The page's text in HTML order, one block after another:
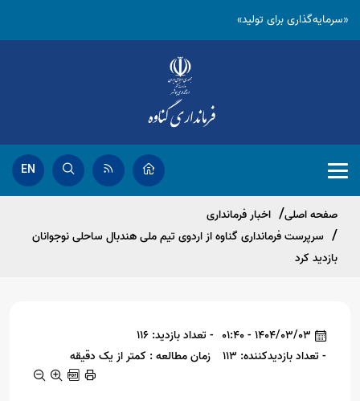
«سرمایه‌گذاری برای تولید»
EN
صفحه اصلی
اخبار فرمانداری
سرپرست فرمانداری گناوه از اردوی تیم ملی هندبال ساحلی نوجوانان
بازدید کرد
1404/03/03 - 01:40
- تعداد بازدید: 116
- تعداد بازدیدکننده: 113
زمان مطالعه : کمتر از یک دقیقه